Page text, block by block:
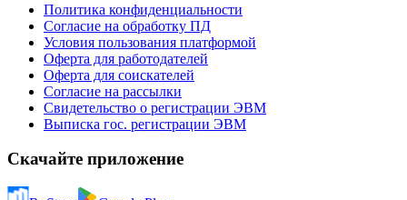
Политика конфиденциальности
Согласие на обработку ПД
Условия пользования платформой
Оферта для работодателей
Оферта для соискателей
Согласие на рассылки
Свидетельство о регистрации ЭВМ
Выписка гос. регистрации ЭВМ
Скачайте приложение